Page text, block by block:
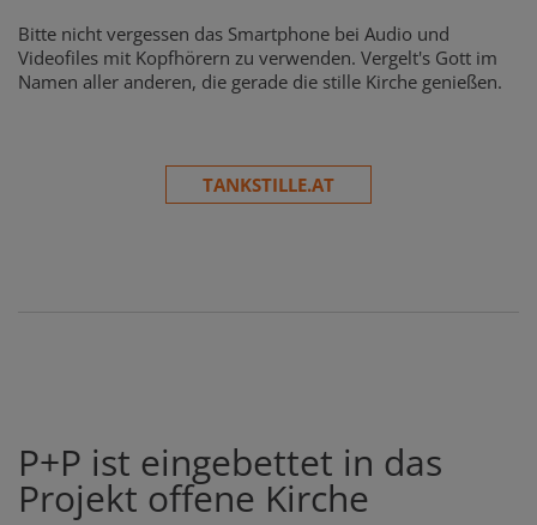
Bitte nicht vergessen das Smartphone bei Audio und
Videofiles mit Kopfhörern zu verwenden. Vergelt's Gott im
Namen aller anderen, die gerade die stille Kirche genießen.
TANKSTILLE.AT
P+P ist eingebettet in das
Projekt offene Kirche